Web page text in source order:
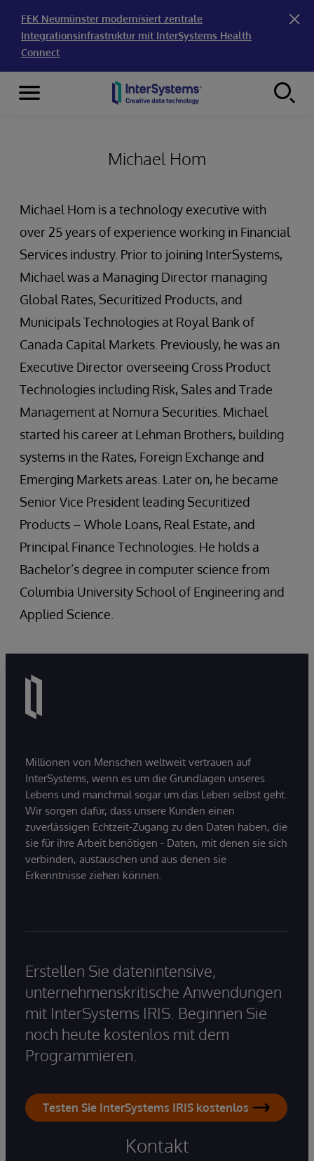
FEK Neumünster modernisiert zentrale
Integrationsinfrastruktur mit InterSystems Health
Connect
Skip to content
Menu
Michael Hom
Michael Hom is a technology executive with
over 25 years of experience working in Financial
Services industry. Prior to joining InterSystems,
Michael was a Managing Director managing
Global Rates, Securitized Products, and
Municipals Technologies at Royal Bank of
Canada Capital Markets. Previously, he was an
Executive Director overseeing Cross Product
Technologies including Risk, Sales and Trade
Management at Nomura Securities. Michael
started his career at Lehman Brothers, building
systems in the Rates, Foreign Exchange and
Emerging Markets areas. Later on, he became
Senior Vice President leading Securitized
Products – Whole Loans, Real Estate, and
Principal Finance Technologies. He holds a
Bachelor’s degree in computer science from
Columbia University School of Engineering and
Applied Science.
Millionen von Menschen weltweit vertrauen auf
InterSystems, wenn es um die Grundlagen unseres
Lebens und manchmal sogar um das Leben selbst geht.
Wir sorgen dafür, dass unsere Kunden einen
zuverlässigen Echtzeit-Zugang zu den Daten haben, die
sie für ihre Arbeit benötigen - Daten, mit denen sie sich
verbinden, austauschen und aus denen sie
Erkenntnisse ziehen können.
Erstellen Sie datenintensive,
unternehmenskritische Anwendungen
mit InterSystems IRIS. Beginnen Sie
noch heute kostenlos mit dem
Programmieren.
Testen Sie InterSystems IRIS kostenlos
Kontakt